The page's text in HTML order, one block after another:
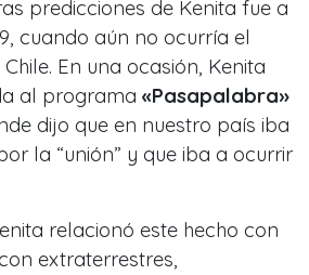
predicciones de Kenita fue a
cuando aún no ocurría el
En una ocasión, Kenita
al programa «Pasapalabra»
dijo que en nuestro país iba
la “unión” y que iba a ocurrir
relacionó este hecho con
extraterrestres,